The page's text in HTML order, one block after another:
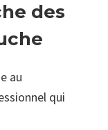
des
au
qui